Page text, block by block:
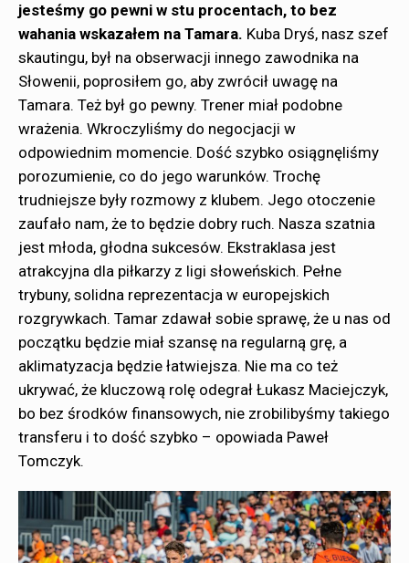
jesteśmy go pewni w stu procentach, to bez
wahania wskazałem na Tamara. Kuba Dryś, nasz szef
skautingu, był na obserwacji innego zawodnika na
Słowenii, poprosiłem go, aby zwrócił uwagę na
Tamara. Też był go pewny. Trener miał podobne
wrażenia. Wkroczyliśmy do negocjacji w
odpowiednim momencie. Dość szybko osiągnęliśmy
porozumienie, co do jego warunków. Trochę
trudniejsze były rozmowy z klubem. Jego otoczenie
zaufało nam, że to będzie dobry ruch. Nasza szatnia
jest młoda, głodna sukcesów. Ekstraklasa jest
atrakcyjna dla piłkarzy z ligi słoweńskich. Pełne
trybuny, solidna reprezentacja w europejskich
rozgrywkach. Tamar zdawał sobie sprawę, że u nas od
początku będzie miał szansę na regularną grę, a
aklimatyzacja będzie łatwiejsza. Nie ma co też
ukrywać, że kluczową rolę odegrał Łukasz Maciejczyk,
bo bez środków finansowych, nie zrobilibyśmy takiego
transferu i to dość szybko – opowiada Paweł
Tomczyk.